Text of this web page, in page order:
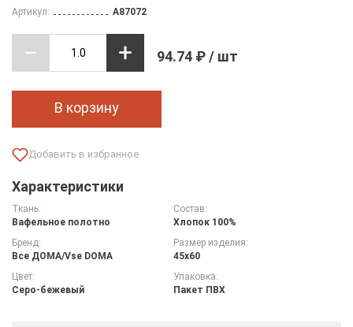
Артикул: A87072
94.74 ₽ / шт
В корзину
Характеристики
Ткань:
Вафельное полотно
Состав:
Хлопок 100%
Бренд:
Все ДOMA/Vse DOMA
Размер изделия:
45х60
Цвет:
Серо-бежевый
Упаковка:
Пакет ПВХ